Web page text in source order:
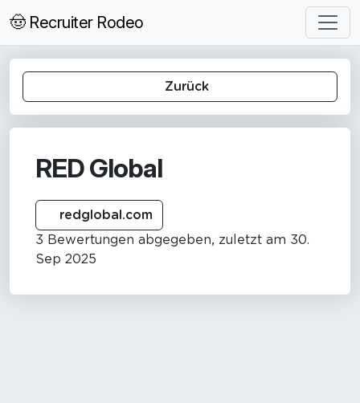
🤠 Recruiter Rodeo
Zurück
RED Global
redglobal.com
3 Bewertungen abgegeben, zuletzt am 30.
Sep 2025